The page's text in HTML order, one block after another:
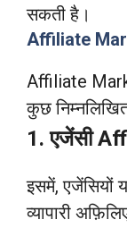
सकती है।
Affiliate
Affiliate
कुछ
1. एजेंसी
इसमें, एजेंसियों
व्यापारी